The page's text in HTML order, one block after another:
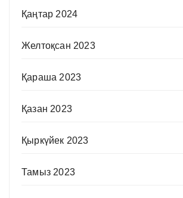
Қаңтар 2024
Желтоқсан 2023
Қараша 2023
Қазан 2023
Қыркүйек 2023
Тамыз 2023